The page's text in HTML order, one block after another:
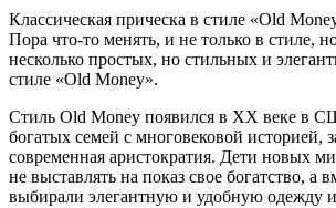
Классическая прическа в стиле «Old
Пора что-то менять, и не только в стиле,
несколько простых, но стильных и
стиле «Old Money».
Стиль Old Money появился в XX веке в
богатых семей с многовековой историей,
современная аристократия. Дети новых
не выставлять на показ свое богатство, а
выбирали элегантную и удобную одежду